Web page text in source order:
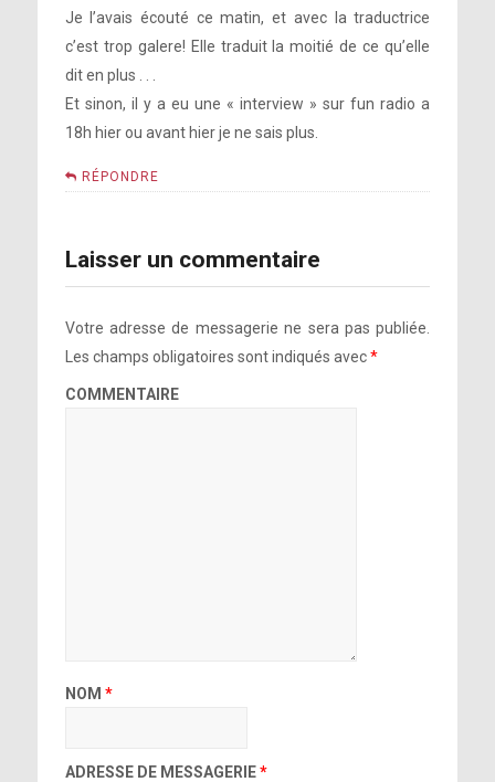
Je l’avais écouté ce matin, et avec la traductrice
c’est trop galere! Elle traduit la moitié de ce qu’elle
dit en plus . . .
Et sinon, il y a eu une « interview » sur fun radio a
18h hier ou avant hier je ne sais plus.
RÉPONDRE
Laisser un commentaire
Votre adresse de messagerie ne sera pas publiée.
Les champs obligatoires sont indiqués avec*
COMMENTAIRE
NOM *
ADRESSE DE MESSAGERIE*